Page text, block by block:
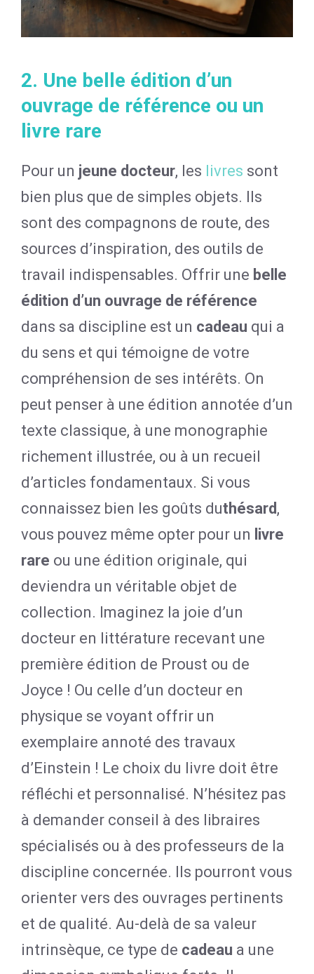
2. Une belle édition d’un
ouvrage de référence ou un
livre rare
Pour un jeune docteur, les livres sont
bien plus que de simples objets. Ils
sont des compagnons de route, des
sources d’inspiration, des outils de
travail indispensables. Offrir une belle
édition d’un ouvrage de référence
dans sa discipline est un cadeau qui a
du sens et qui témoigne de votre
compréhension de ses intérêts. On
peut penser à une édition annotée d’un
texte classique, à une monographie
richement illustrée, ou à un recueil
d’articles fondamentaux. Si vous
connaissez bien les goûts duthésard,
vous pouvez même opter pour un livre
rare ou une édition originale, qui
deviendra un véritable objet de
collection. Imaginez la joie d’un
docteur en littérature recevant une
première édition de Proust ou de
Joyce ! Ou celle d’un docteur en
physique se voyant offrir un
exemplaire annoté des travaux
d’Einstein ! Le choix du livre doit être
réfléchi et personnalisé. N’hésitez pas
à demander conseil à des libraires
spécialisés ou à des professeurs de la
discipline concernée. Ils pourront vous
orienter vers des ouvrages pertinents
et de qualité. Au-delà de sa valeur
intrinsèque, ce type de cadeau a une